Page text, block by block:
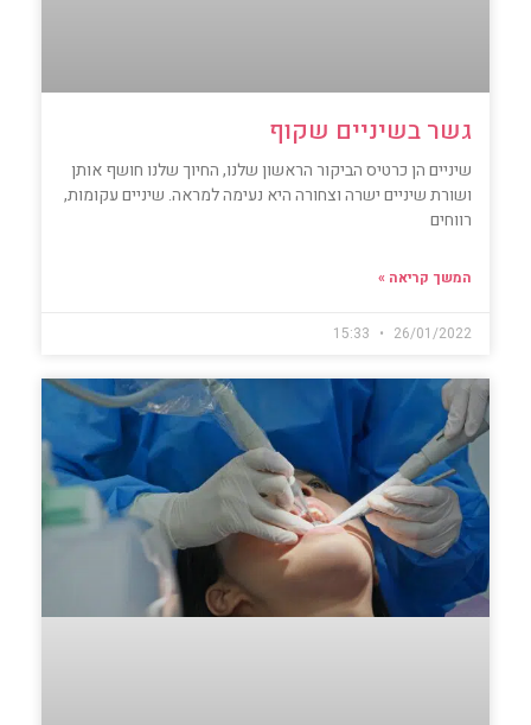
גשר בשיניים שקוף
שיניים הן כרטיס הביקור הראשון שלנו, החיוך שלנו חושף אותן
ושורת שיניים ישרה וצחורה היא נעימה למראה. שיניים עקומות,
רווחים
המשך קריאה »
26/01/2022